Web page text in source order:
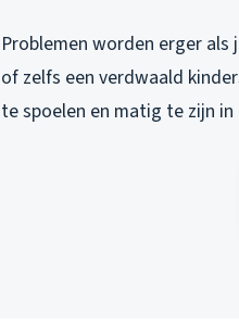
Problemen worden erger
of zelfs een verdwaald
te spoelen en matig te zijn